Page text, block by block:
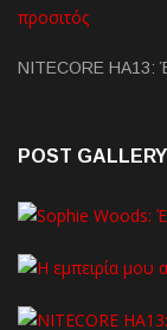
NITECORE HA13:
POST GALLERY